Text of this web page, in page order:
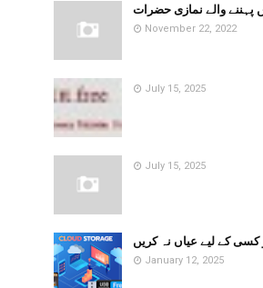
پہننے والے نمازی حضرات
November 22, 2022
July 15, 2025
July 15, 2025
January 12, 2025